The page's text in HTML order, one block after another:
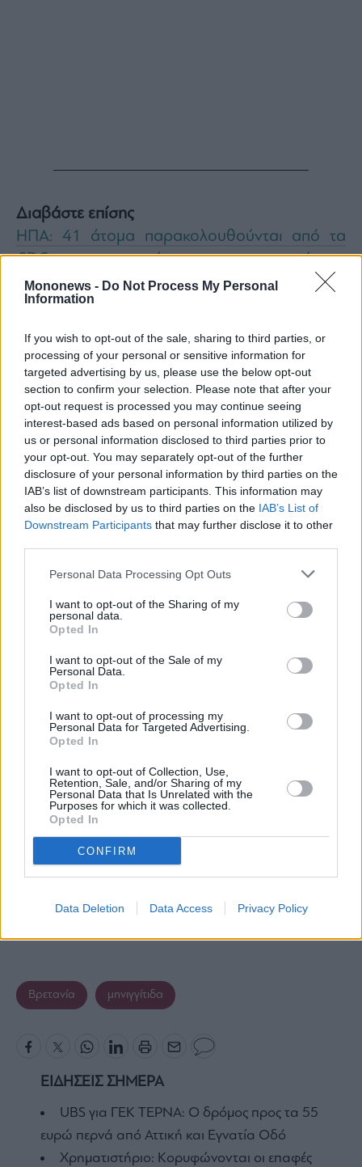
Mononews - Do Not Process My Personal
Information
If you wish to opt-out of the sale, sharing to third parties, or
processing of your personal or sensitive information for
targeted advertising by us, please use the below opt-out
section to confirm your selection. Please note that after your
opt-out request is processed you may continue seeing
interest-based ads based on personal information utilized by
us or personal information disclosed to third parties prior to
your opt-out. You may separately opt-out of the further
disclosure of your personal information by third parties on the
IAB’s list of downstream participants. This information may
also be disclosed by us to third parties on the IAB’s List of
Downstream Participants that may further disclose it to other
Personal Data Processing Opt Outs
I want to opt-out of the Sharing of my
personal data.
Opted In
I want to opt-out of the Sale of my
Personal Data.
Opted In
I want to opt-out of processing my
Personal Data for Targeted Advertising.
Opted In
I want to opt-out of Collection, Use,
Retention, Sale, and/or Sharing of my
Personal Data that Is Unrelated with the
Purposes for which it was collected.
Opted In
CONFIRM
Data Deletion Data Access Privacy Policy
Διαβάστε επίσης
ΗΠΑ: 41 άτομα παρακολουθούνται από τα
CDC για την περίπτωση που εμφανίσουν
συμπτώματα χανταϊού
Ο 6χρονος γιος του Έλον Μασκ έκλεψε την
Κίνα (Βίντεο)
Chuck Robbins (CEO Cisco): Το AI πυροδοτεί
έναν σούπερ επενδυτικό κύκλο στα δίκτυα
Βρετανία μηνιγγίτιδα
ΕΙΔΗΣΕΙΣ ΣΗΜΕΡΑ
UBS για ΓΕΚ ΤΕΡΝΑ: Ο δρόμος προς τα 55
ευρώ περνά από Αττική και Εγνατία Οδό
Χρηματιστήριο: Κορυφώνονται οι επαφές